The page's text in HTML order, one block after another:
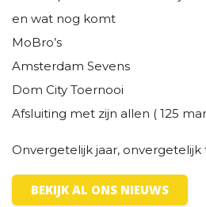
en wat nog komt
MoBro’s
Amsterdam Sevens
Dom City Toernooi
Afsluiting met zijn allen ( 125
Onvergetelijk jaar,
BEKIJK AL ONS NIEUWS